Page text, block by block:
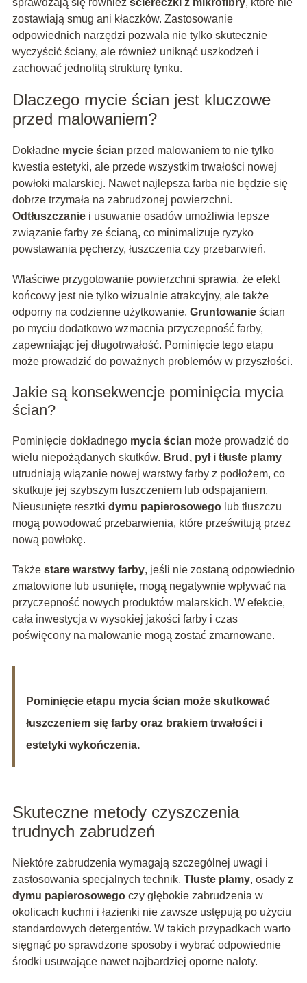
sprawdzają się również ściereczki z mikrofibry, które nie
zostawiają smug ani kłaczków. Zastosowanie
odpowiednich narzędzi pozwala nie tylko skutecznie
wyczyścić ściany, ale również uniknąć uszkodzeń i
zachować jednolitą strukturę tynku.
Dlaczego mycie ścian jest kluczowe
przed malowaniem?
Dokładne mycie ścian przed malowaniem to nie tylko
kwestia estetyki, ale przede wszystkim trwałości nowej
powłoki malarskiej. Nawet najlepsza farba nie będzie się
dobrze trzymała na zabrudzonej powierzchni.
Odtłuszczaniei usuwanie osadów umożliwia lepsze
związanie farby ze ścianą, co minimalizuje ryzyko
powstawania pęcherzy, łuszczenia czy przebarwień.
Właściwe przygotowanie powierzchni sprawia, że efekt
końcowy jest nie tylko wizualnie atrakcyjny, ale także
odporny na codzienne użytkowanie. Gruntowanieścian
po myciu dodatkowo wzmacnia przyczepność farby,
zapewniając jej długotrwałość. Pominięcie tego etapu
może prowadzić do poważnych problemów w przyszłości.
Jakie są konsekwencje pominięcia mycia
ścian?
Pominięcie dokładnego mycia ścian może prowadzić do
wielu niepożądanych skutków. Brud, pył i tłuste plamy
utrudniają wiązanie nowej warstwy farby z podłożem, co
skutkuje jej szybszym łuszczeniem lub odspajaniem.
Nieusunięte resztki dymu papierosowegolub tłuszczu
mogą powodować przebarwienia, które prześwitują przez
nową powłokę.
Także stare warstwy farby, jeśli nie zostaną odpowiednio
zmatowione lub usunięte, mogą negatywnie wpływać na
przyczepność nowych produktów malarskich. W efekcie,
cała inwestycja w wysokiej jakości farby i czas
poświęcony na malowanie mogą zostać zmarnowane.
Pominięcie etapu mycia ścian może skutkować
łuszczeniem się farby oraz brakiem trwałości i
estetyki wykończenia.
Skuteczne metody czyszczenia
trudnych zabrudzeń
Niektóre zabrudzenia wymagają szczególnej uwagi i
zastosowania specjalnych technik. Tłuste plamy, osady z
dymu papierosowegoczy głębokie zabrudzenia w
okolicach kuchni i łazienki nie zawsze ustępują po użyciu
standardowych detergentów. W takich przypadkach warto
sięgnąć po sprawdzone sposoby i wybrać odpowiednie
środki usuwające nawet najbardziej oporne naloty.